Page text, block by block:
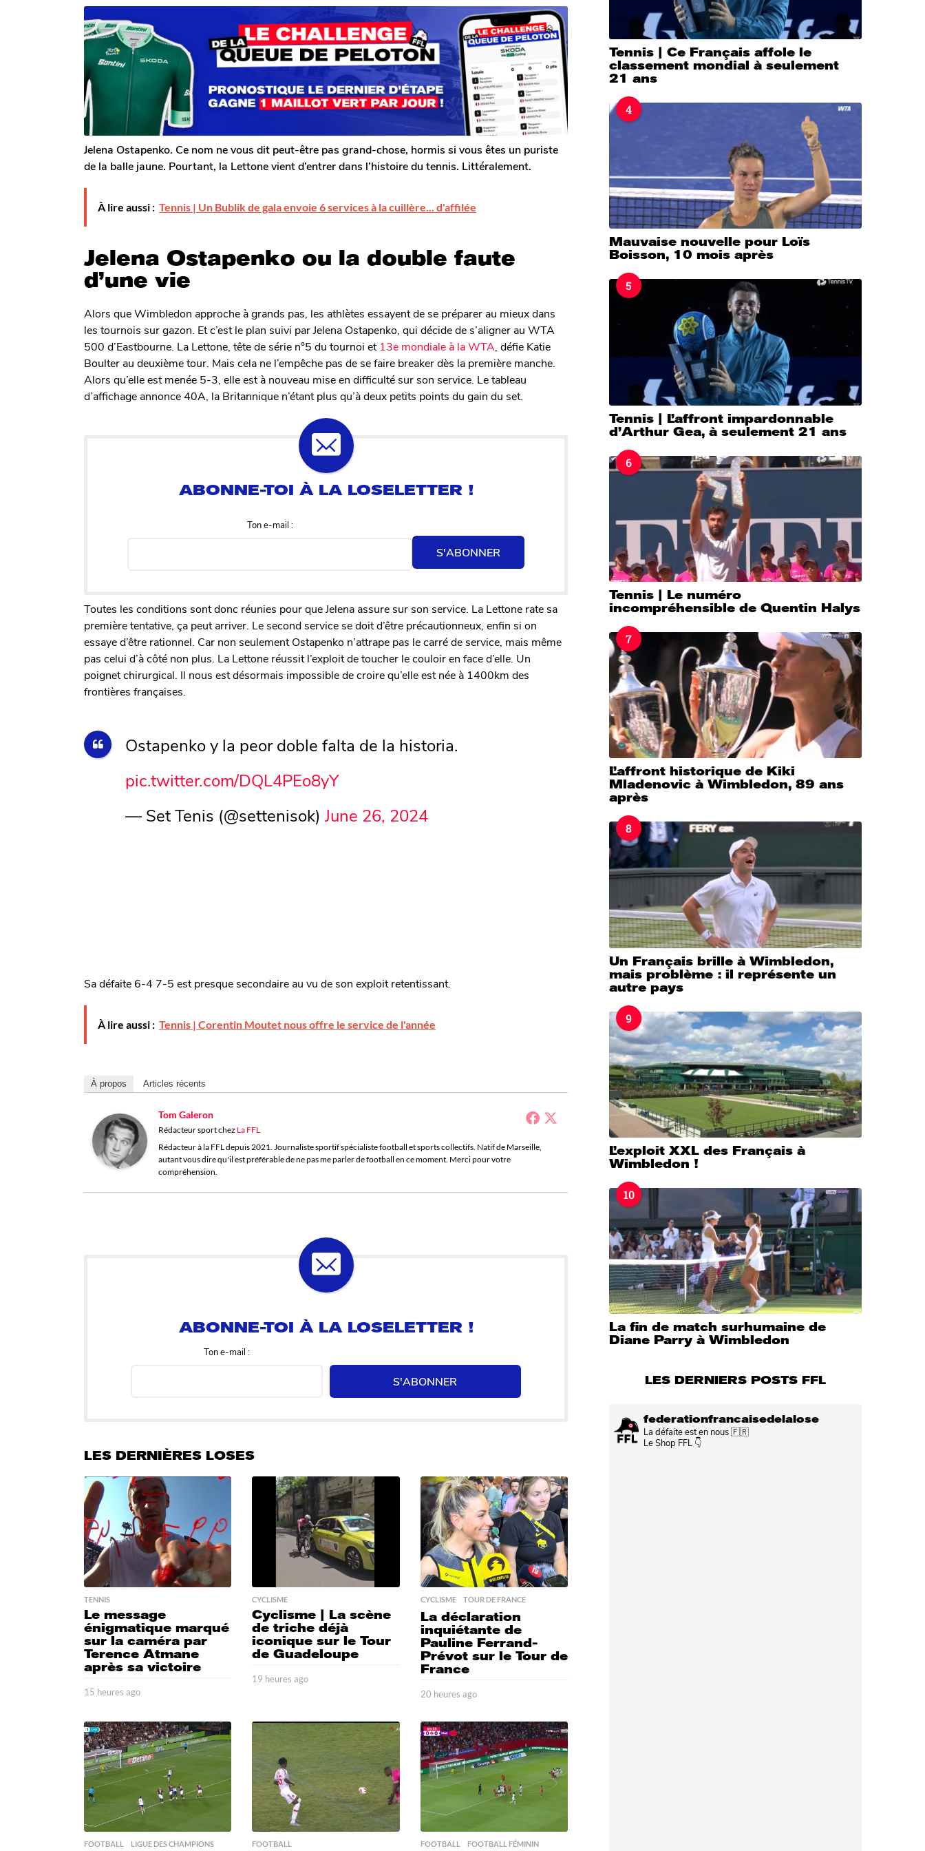
n
s
a
g
o
r
T
o
m
G
a
l
e
r
o
n
s
a
o
Jelena Ostapenko. Ce nom ne vous dit peut-être pas grand-chose, hormis si vous êtes un puriste
de la balle jaune. Pourtant, la Lettone vient d’entrer dans l’histoire du tennis. Littéralement.
À lire aussi : Tennis | Un Bublik de gala envoie 6 services à la cuillère... d'affilée
Jelena Ostapenko ou la double faute
d’une vie
Alors que Wimbledon approche à grands pas, les athlètes essayent de se préparer au mieux dans
les tournois sur gazon. Et c’est le plan suivi par Jelena Ostapenko, qui décide de s’aligner au WTA
500 d’Eastbourne. La Lettone, tête de série n°5 du tournoi et 13e mondiale à la WTA , défie Katie
Boulter au deuxième tour. Mais cela ne l’empêche pas de se faire breaker dès la première manche.
Alors qu’elle est menée 5-3, elle est à nouveau mise en difficulté sur son service. Le tableau
d’affichage annonce 40A, la Britannique n’étant plus qu’à deux petits points du gain du set.
Ton e-mail :
S'ABONNER
Toutes les conditions sont donc réunies pour que Jelena assure sur son service. La Lettone rate sa
première tentative, ça peut arriver. Le second service se doit d’être précautionneux, enfin si on
essaye d’être rationnel. Car non seulement Ostapenko n’attrape pas le carré de service, mais même
pas celui d’à côté non plus. La Lettone réussit l’exploit de toucher le couloir en face d’elle. Un
poignet chirurgical. Il nous est désormais impossible de croire qu’elle est née à 1400km des
frontières françaises.
Ostapenko y la peor doble falta de la historia.
pic.twitter.com/DQL4PEo8yY
— Set Tenis (@settenisok)June 26, 2024
Sa défaite 6-4 7-5 est presque secondaire au vu de son exploit retentissant.
À lire aussi : Tennis | Corentin Moutet nous offre le service de l'année
À propos Articles récents
Tom Galeron
Rédacteur sportchez La FFL
Rédacteur à la FFL depuis 2021. Journaliste sportif spécialiste football et sports collectifs. Natif de Marseille,
autant vous dire qu'il est préférable de ne pas me parler de football en ce moment. Merci pour votre
compréhension.
Ton e-mail :
S'ABONNER
LES DERNIÈRES LOSES
TENNIS
Le message
énigmatique marqué
sur la caméra par
Terence Atmane
après sa victoire
15 heures ago
e
u
r
e
a
g
CYCLISME
Cyclisme | La scène
de triche déjà
iconique sur le Tour
de Guadeloupe
19 heures ago
s
a
g
o
CYCLISME ,TOUR DE FRANCE
La déclaration
inquiétante de
Pauline Ferrand-
Prévot sur le Tour de
France
20 heures ago2
h
e
u
r
e
s
a
FOOTBALL ,LIGUE DES CHAMPIONS FOOTBALL FOOTBALL ,FOOTBALL FÉMININ
Tennis | Ce Français affole le
classement mondial à seulement
21 ans
4
Mauvaise nouvelle pour Loïs
Boisson, 10 mois après
5
Tennis | L’affront impardonnable
d’Arthur Gea, à seulement 21 ans
6
Tennis | Le numéro
incompréhensible de Quentin Halys
7
L’affront historique de Kiki
Mladenovic à Wimbledon, 89 ans
après
8
Un Français brille à Wimbledon,
mais problème : il représente un
autre pays
9
L’exploit XXL des Français à
Wimbledon !
10
La fin de match surhumaine de
Diane Parry à Wimbledon
LES DERNIERS POSTS FFL
federationfrancaisedelalose
La défaite est en nous 🇫🇷
Le Shop FFL 👇